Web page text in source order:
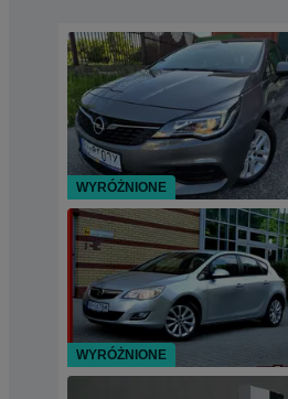
WYRÓŻNIONE
WYRÓŻNIONE